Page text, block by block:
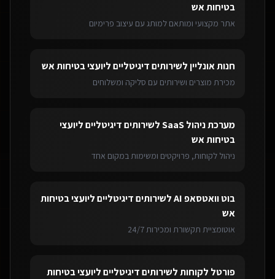
בטיחות אש
אתר מקצועי ומותאם למותג עם עיצוב פרימיום
חנות אונלייןלשירותים דיגיטליים ליועצי בטיחות אש
מכירת מוצרים ושירותים עם סליקה ומשלוחים
מערכת ניהול SaaS לשירותים דיגיטליים ליועצי
בטיחות אש
ניהול לקוחות, פרויקטים ומשימות במקום אחד
בוט וואטסאפ AI לשירותים דיגיטליים ליועצי בטיחות
אש
אוטומציית תקשורת ומכירות 24/7
פורטל לקוחותלשירותים דיגיטליים ליועצי בטיחות